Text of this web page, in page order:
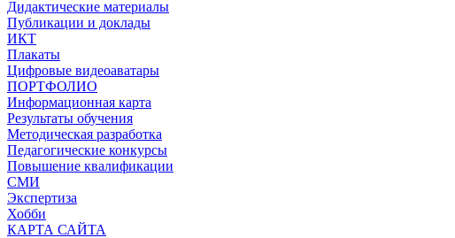
Дидактические материалы
Публикации и доклады
ИКТ
Плакаты
Цифровые видеоаватары
ПОРТФОЛИО
Информационная карта
Результаты обучения
Методическая разработка
Педагогические конкурсы
Повышение квалификации
СМИ
Экспертиза
Хобби
КАРТА САЙТА